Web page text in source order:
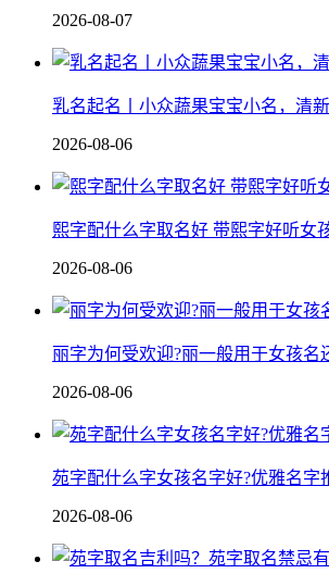
2026-08-07
乳名起名丨小众蔬果宝宝小名，清
2026-08-06
熙字配什么字取名好 带熙字好听女
2026-08-06
丽字为何受欢迎?丽一般用于女孩名
2026-08-06
苑字配什么字女孩名字好?优雅名字
2026-08-06